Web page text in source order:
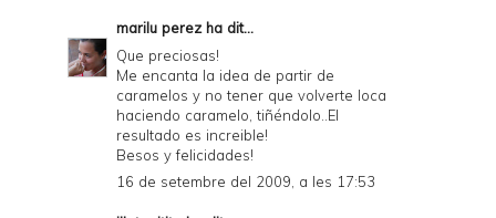
marilu perezha dit...
Que preciosas!
Me encanta la idea de partir de
caramelos y no tener que volverte loca
haciendo caramelo, tiñéndolo..El
resultado es increible!
Besos y felicidades!
16 de setembre del 2009, a les 17:53